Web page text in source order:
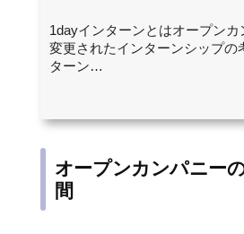
1dayインターンとはオープンカ
変更されたインターンシップの
ターン…
オープンカンパニー
間